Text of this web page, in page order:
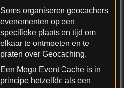
Soms organiseren geocachers
evenementen op een
specifieke plaats en tijd om
elkaar te ontmoeten en te
praten over Geocaching.
Een Mega Event Cache is in
principe hetzelfde als een